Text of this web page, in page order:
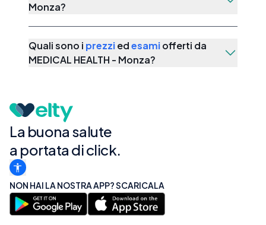
Monza?
Quali sono i prezziedesamiofferti da
MEDICAL HEALTH - Monza?
La buona salute
a portata di click.
NON HAI LA NOSTRA APP? SCARICALA